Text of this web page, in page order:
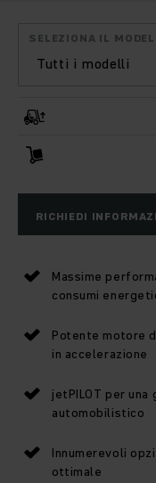
Tutti i modelli
SELEZIONA IL
RICHIEDI
Massime
consumi
Potente motore
in accelerazione
jetPILOT per
automobilistico
Innumerevoli
ottimale